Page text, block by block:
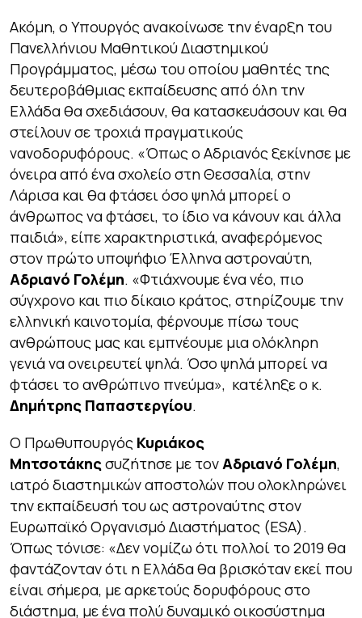
Ακόμη, ο Υπουργός ανακοίνωσε την έναρξη του
Πανελλήνιου Μαθητικού Διαστημικού
Προγράμματος, μέσω του οποίου μαθητές της
δευτεροβάθμιας εκπαίδευσης από όλη την
Ελλάδα θα σχεδιάσουν, θα κατασκευάσουν και θα
στείλουν σε τροχιά πραγματικούς
νανοδορυφόρους. «Όπως ο Αδριανός ξεκίνησε με
όνειρα από ένα σχολείο στη Θεσσαλία, στην
Λάρισα και θα φτάσει όσο ψηλά μπορεί ο
άνθρωπος να φτάσει, το ίδιο να κάνουν και άλλα
παιδιά», είπε χαρακτηριστικά, αναφερόμενος
στον πρώτο υποψήφιο Έλληνα αστροναύτη,
Αδριανό Γολέμη. «Φτιάχνουμε ένα νέο, πιο
σύγχρονο και πιο δίκαιο κράτος, στηρίζουμε την
ελληνική καινοτομία, φέρνουμε πίσω τους
ανθρώπους μας και εμπνέουμε μια ολόκληρη
γενιά να ονειρευτεί ψηλά. Όσο ψηλά μπορεί να
φτάσει το ανθρώπινο πνεύμα», κατέληξε ο κ.
Δημήτρης Παπαστεργίου.
Ο Πρωθυπουργός Κυριάκος
Μητσοτάκης συζήτησε με τονΑδριανό Γολέμη,
ιατρό διαστημικών αποστολών που ολοκληρώνει
την εκπαίδευσή του ως αστροναύτης στον
Ευρωπαϊκό Οργανισμό Διαστήματος (ESA).
Όπως τόνισε: «Δεν νομίζω ότι πολλοί το 2019 θα
φαντάζονταν ότι η Ελλάδα θα βρισκόταν εκεί που
είναι σήμερα, με αρκετούς δορυφόρους στο
διάστημα, με ένα πολύ δυναμικό οικοσύστημα